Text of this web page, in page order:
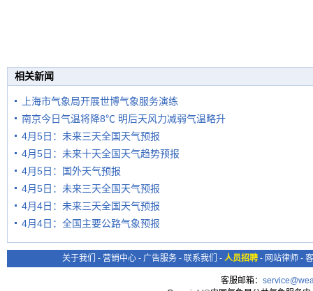
相关新闻
上海市气象局开展世博气象服务演练
南京今日气温将降8℃ 明后天风力减弱气温略升
4月5日：未来三天全国天气预报
4月5日：未来十天全国天气趋势预报
4月5日：国外天气预报
4月5日：未来三天全国天气预报
4月4日：未来三天全国天气预报
4月4日：全国主要公路气象预报
关于我们 - 营销中心 - 广告服务 - 联系我们 - 人员招聘 - 网站律师 -
客服邮箱：